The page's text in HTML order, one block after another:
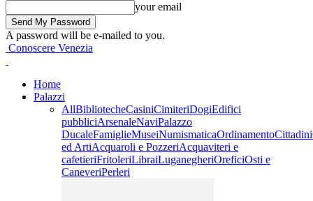
your email
A password will be e-mailed to you.
Conoscere Venezia
Home
Palazzi
AllBibliotecheCasiniCimiteriDogiEdifici
pubbliciArsenaleNaviPalazzo
DucaleFamiglieMuseiNumismaticaOrdinamentoCittadini
ed ArtiAcquaroli e PozzeriAcquaviteri e
cafetieriFritoleriLibraiLuganegheriOreficiOsti e
CaneveriPerleri